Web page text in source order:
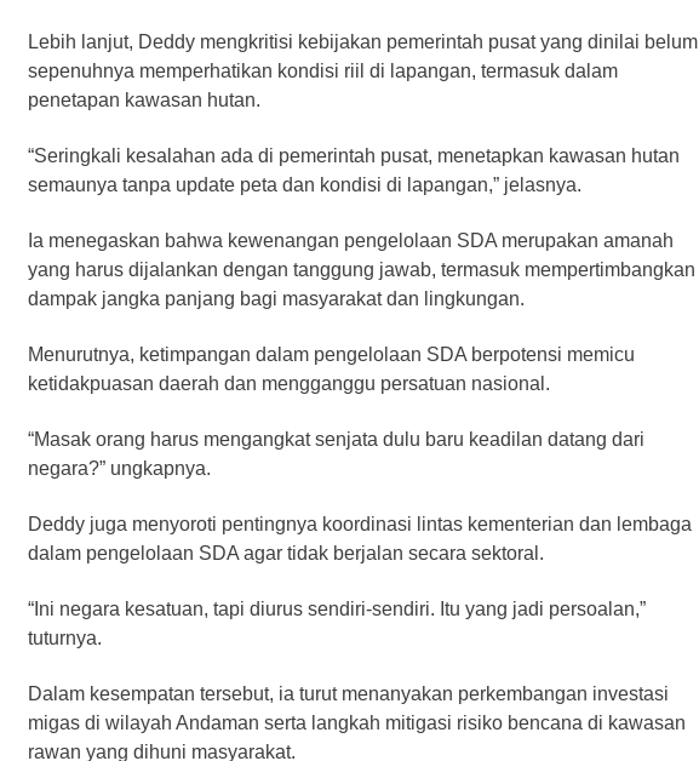
Lebih lanjut, Deddy mengkritisi kebijakan pemerintah pusat yang dinilai belum
sepenuhnya memperhatikan kondisi riil di lapangan, termasuk dalam
penetapan kawasan hutan.
“Seringkali kesalahan ada di pemerintah pusat, menetapkan kawasan hutan
semaunya tanpa update peta dan kondisi di lapangan,” jelasnya.
Ia menegaskan bahwa kewenangan pengelolaan SDA merupakan amanah
yang harus dijalankan dengan tanggung jawab, termasuk mempertimbangkan
dampak jangka panjang bagi masyarakat dan lingkungan.
Menurutnya, ketimpangan dalam pengelolaan SDA berpotensi memicu
ketidakpuasan daerah dan mengganggu persatuan nasional.
“Masak orang harus mengangkat senjata dulu baru keadilan datang dari
negara?” ungkapnya.
Deddy juga menyoroti pentingnya koordinasi lintas kementerian dan lembaga
dalam pengelolaan SDA agar tidak berjalan secara sektoral.
“Ini negara kesatuan, tapi diurus sendiri-sendiri. Itu yang jadi persoalan,”
tuturnya.
Dalam kesempatan tersebut, ia turut menanyakan perkembangan investasi
migas di wilayah Andaman serta langkah mitigasi risiko bencana di kawasan
rawan yang dihuni masyarakat.